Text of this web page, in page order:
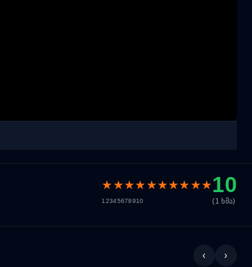
★★★★★★★★★★
1 2345678910
10
(1 ხმა)
‹ ›